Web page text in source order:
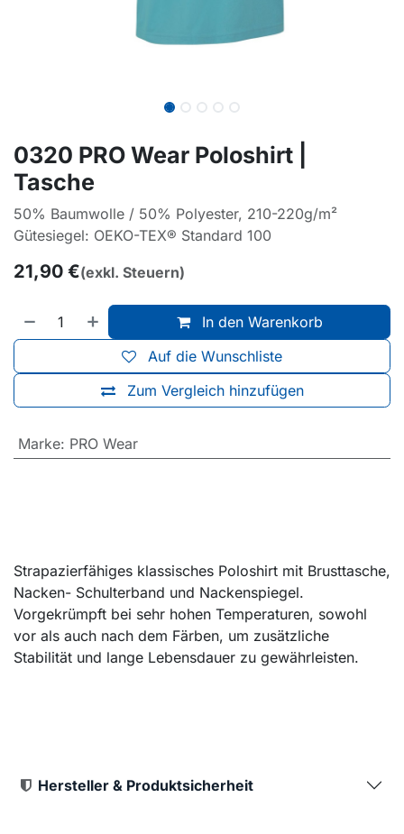
0320 PRO Wear Poloshirt |
Tasche
50% Baumwolle / 50% Polyester, 210-220g/m²
Gütesiegel: OEKO-TEX® Standard 100
21,90 €(exkl. Steuern)
In den Warenkorb
Zum Vergleich hinzufügen
Auf die Wunschliste
Marke: PRO Wear
Strapazierfähiges klassisches Poloshirt mit Brusttasche,
Nacken- Schulterband und Nackenspiegel.
Vorgekrümpft bei sehr hohen Temperaturen, sowohl
vor als auch nach dem Färben, um zusätzliche
Stabilität und lange Lebensdauer zu gewährleisten.
Hersteller & Produktsicherheit